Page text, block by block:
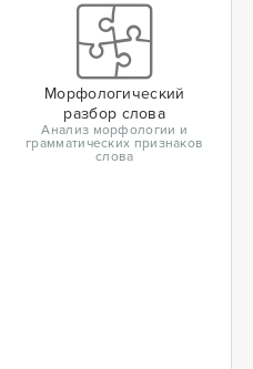
Морфологический
разбор слова
Анализ морфологии и
грамматических признаков
слова